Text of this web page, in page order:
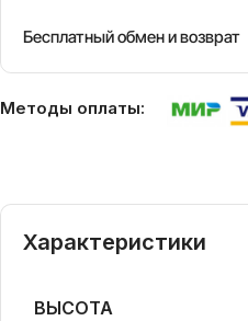
Бесплатный обмен и возврат
Методы оплаты:
Характеристики
ВЫСОТА